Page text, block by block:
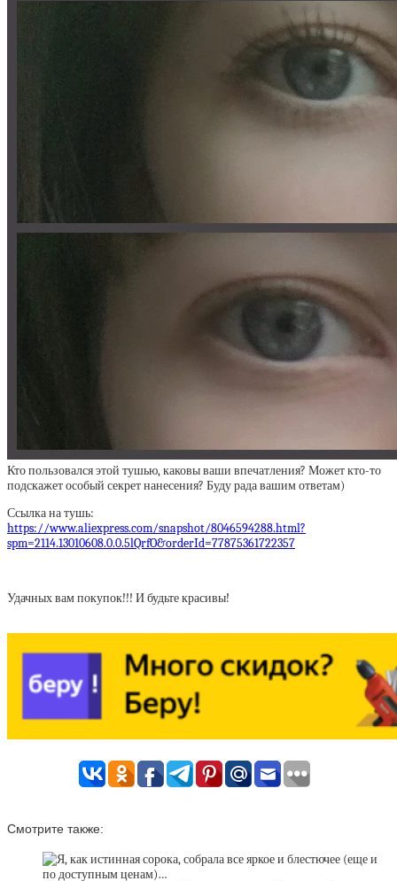
Кто пользовался этой тушью, каковы ваши впечатления? Может кто-то
подскажет особый секрет нанесения? Буду рада вашим ответам)
Ссылка на тушь:
https://www.aliexpress.com/snapshot/8046594288.html?
spm=2114.13010608.0.0.5lQrfO&orderId=77875361722357
Удачных вам покупок!!! И будьте красивы!
Смотрите также: